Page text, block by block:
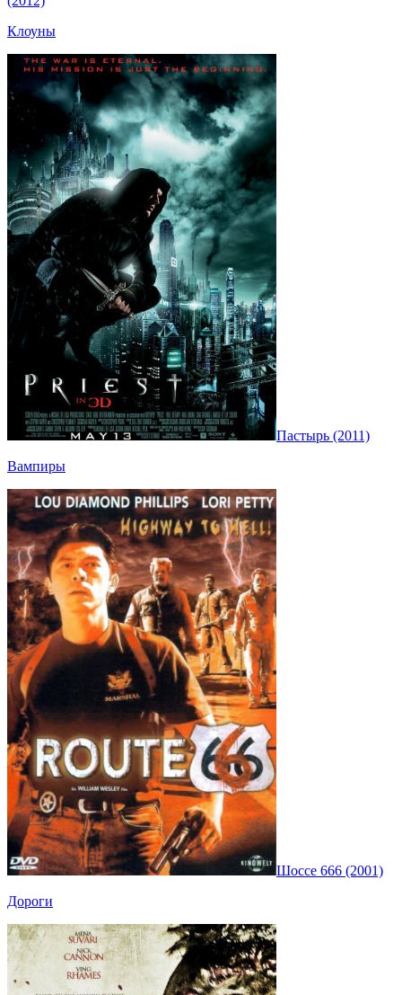
Клоуны
Пастырь (2011)
Вампиры
Шоссе 666 (2001)
Дороги